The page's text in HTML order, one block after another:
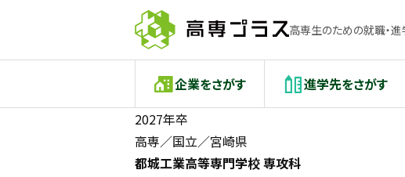
高専生のための就職・
企業をさがす 進学先をさがす
2027年卒
高専／国立／宮崎県
都城工業高等専門学校 専攻科